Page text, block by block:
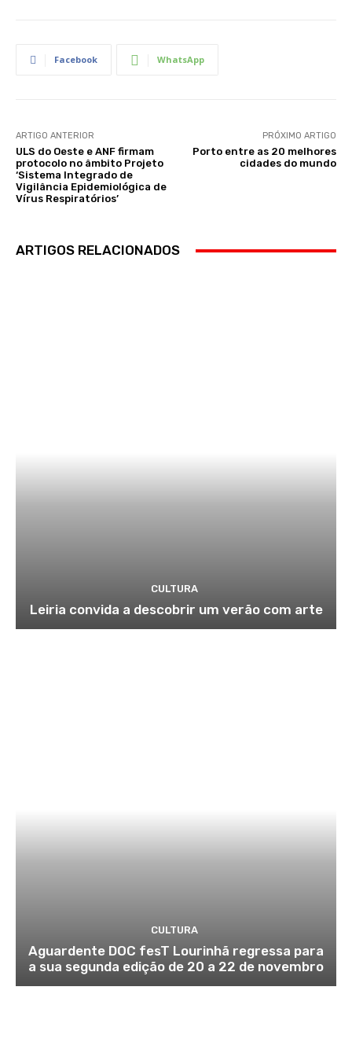
Facebook WhatsApp
ARTIGO ANTERIOR
ULS do Oeste e ANF firmam
protocolo no âmbito Projeto
‘Sistema Integrado de
Vigilância Epidemiológica de
Vírus Respiratórios’
PRÓXIMO ARTIGO
Porto entre as 20 melhores
cidades do mundo
ARTIGOS RELACIONADOS
CULTURA
Leiria convida a descobrir um verão com arte
CULTURA
Aguardente DOC fesT Lourinhã regressa para
a sua segunda edição de 20 a 22 de novembro